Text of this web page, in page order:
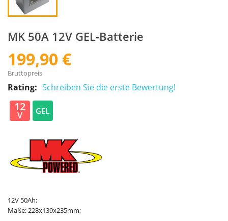
MK 50A 12V GEL-Batterie
199,90 €
Bruttopreis
Rating: Schreiben Sie die erste Bewertung!
12
V GEL
12V 50Ah;
Maße: 228x139x235mm;